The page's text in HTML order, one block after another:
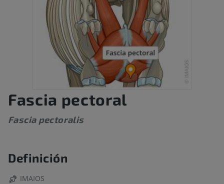
Fascia pectoral
Fascia pectoralis
Definición
IMAIOS